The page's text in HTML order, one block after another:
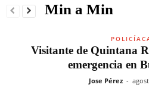
Min a Min
Visitante de Quintana
emergencia en
Jose Pérez -